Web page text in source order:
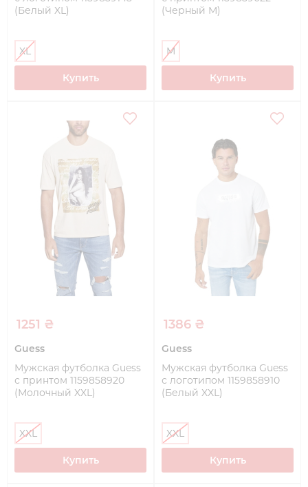
(Белый XL)
XL
Купить
(Черный M)
M
Купить
1251 ₴
Guess
Мужская футболка Guess
с принтом 1159858920
(Молочный XXL)
XXL
Купить
1386 ₴
Guess
Мужская футболка Guess
с логотипом 1159858910
(Белый XXL)
XXL
Купить